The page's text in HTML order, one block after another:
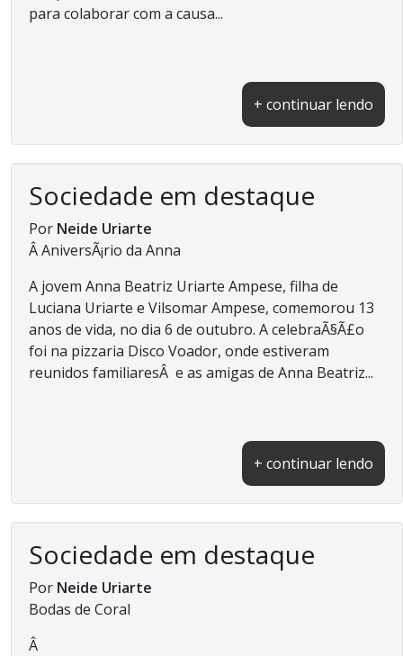
para colaborar com a causa...
+ continuar lendo
Sociedade em destaque
Por Neide Uriarte
Â AniversÃ¡rio da Anna
A jovem Anna Beatriz Uriarte Ampese, filha de
Luciana Uriarte e Vilsomar Ampese, comemorou 13
anos de vida, no dia 6 de outubro. A celebraÃ§Ã£o
foi na pizzaria Disco Voador, onde estiveram
reunidos familiaresÂ e as amigas de Anna Beatriz...
+ continuar lendo
Sociedade em destaque
Por Neide Uriarte
Bodas de Coral
Â